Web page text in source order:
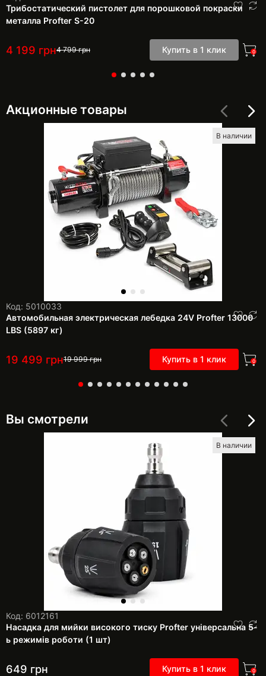
Трибостатический пистолет для порошковой покраски
металла Profter S-20
4 199 грн4 799грн Купить в 1 клик 0
Акционные товары
В наличии
Код: 5010033
Автомобильная электрическая лебедка 24V Profter 13000
LBS (5897 кг)
19 499 грн19 999грн Купить в 1 клик 0
Вы смотрели
В наличии
Код: 6012161
Насадка для мийки високого тиску Profter універсальна 5-
ь режимів роботи (1 шт)
649 грн Купить в 1 клик 0